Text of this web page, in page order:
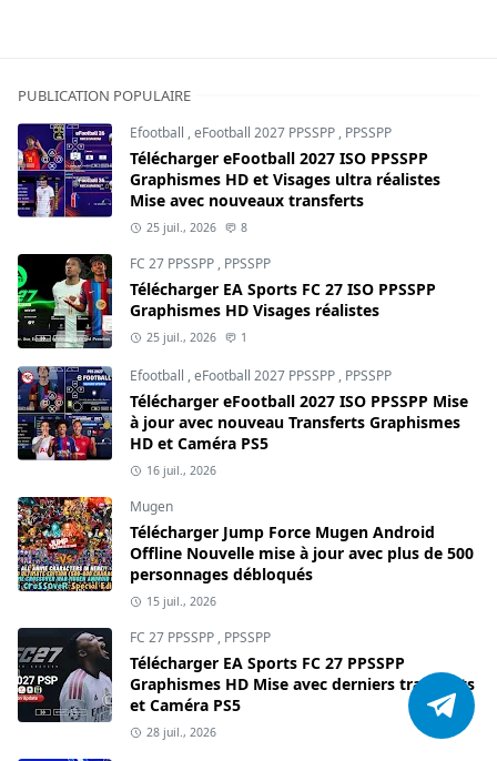
PUBLICATION POPULAIRE
Efootball ,eFootball 2027 PPSSPP , PPSSPP
Télécharger eFootball 2027 ISO PPSSPP
Graphismes HD et Visages ultra réalistes
Mise avec nouveaux transferts
25 juil., 2026 8
FC 27 PPSSPP , PPSSPP
Télécharger EA Sports FC 27 ISO PPSSPP
Graphismes HD Visages réalistes
25 juil., 2026 1
Efootball ,eFootball 2027 PPSSPP , PPSSPP
Télécharger eFootball 2027 ISO PPSSPP Mise
à jour avec nouveau Transferts Graphismes
HD et Caméra PS5
16 juil., 2026
Mugen
Télécharger Jump Force Mugen Android
Offline Nouvelle mise à jour avec plus de 500
personnages débloqués
15 juil., 2026
FC 27 PPSSPP , PPSSPP
Télécharger EA Sports FC 27 PPSSPP
Graphismes HD Mise avec derniers transferts
et Caméra PS5
28 juil., 2026